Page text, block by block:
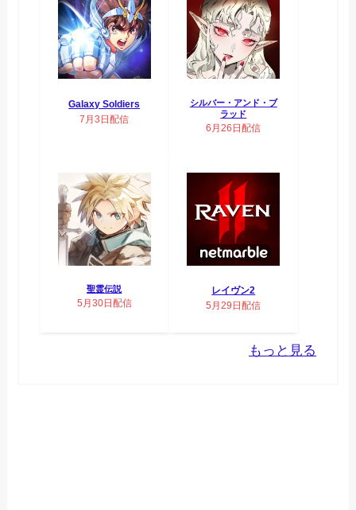
Galaxy Soldiers
7月3日配信
シルバー・アンド・ブ
ラッド
6月26日配信
聖霊伝説
5月30日配信
レイヴン2
5月29日配信
もっと見る